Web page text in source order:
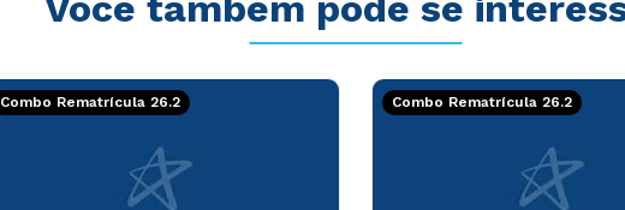
Combo Rematrícula 26.2 Combo Rematrícula 26.2
Estou de acordo com a Política de Privacidade.e
autorizo que meus dados sejam utilizados para o
Estou de acordo com a Política de Privacidade.e
autorizo que meus dados sejam utilizados para o